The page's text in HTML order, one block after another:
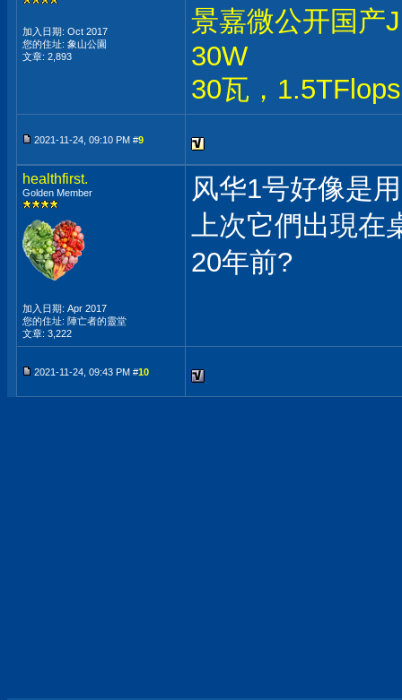
加入日期: Oct 2017
您的住址: 象山公園
文章: 2,893
景嘉微公开国产
30W
30瓦，
2021-11-24, 09:10 PM #9
healthfirst.
Golden Member
加入日期: Apr 2017
您的住址: 陣亡者的靈堂
文章: 3,222
风华1号好像是
上次它們出現
20年前?
2021-11-24, 09:43 PM #10